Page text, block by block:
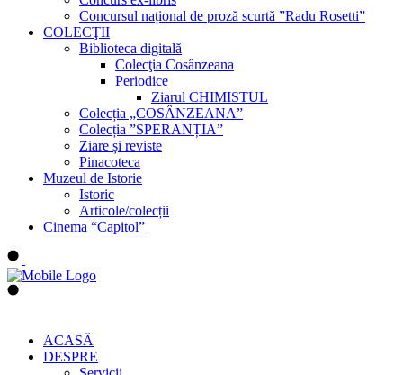
Concursul național de proză scurtă ”Radu Rosetti”
COLECŢII
Biblioteca digitală
Colecţia Cosânzeana
Periodice
Ziarul CHIMISTUL
Colecția „COSÂNZEANA”
Colecția ”SPERANȚIA”
Ziare și reviste
Pinacoteca
Muzeul de Istorie
Istoric
Articole/colecții
Cinema “Capitol”
ACASĂ
DESPRE